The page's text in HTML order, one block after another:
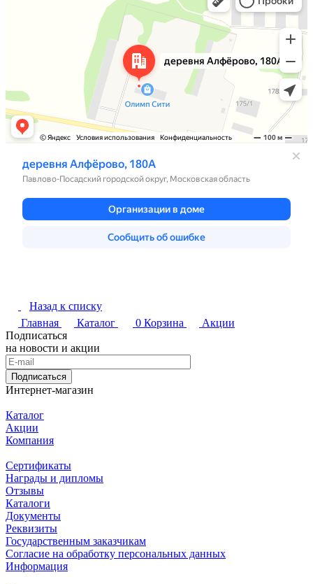
Назад к списку
Главная
Каталог 0 Корзина
Акции
Подписаться
на новости и акции
Подписаться
Интернет-магазин
Каталог
Акции
Компания
Сертификаты
Награды и дипломы
Отзывы
Каталоги
Документы
Реквизиты
Государственным заказчикам
Согласие на обработку персональных данных
Информация